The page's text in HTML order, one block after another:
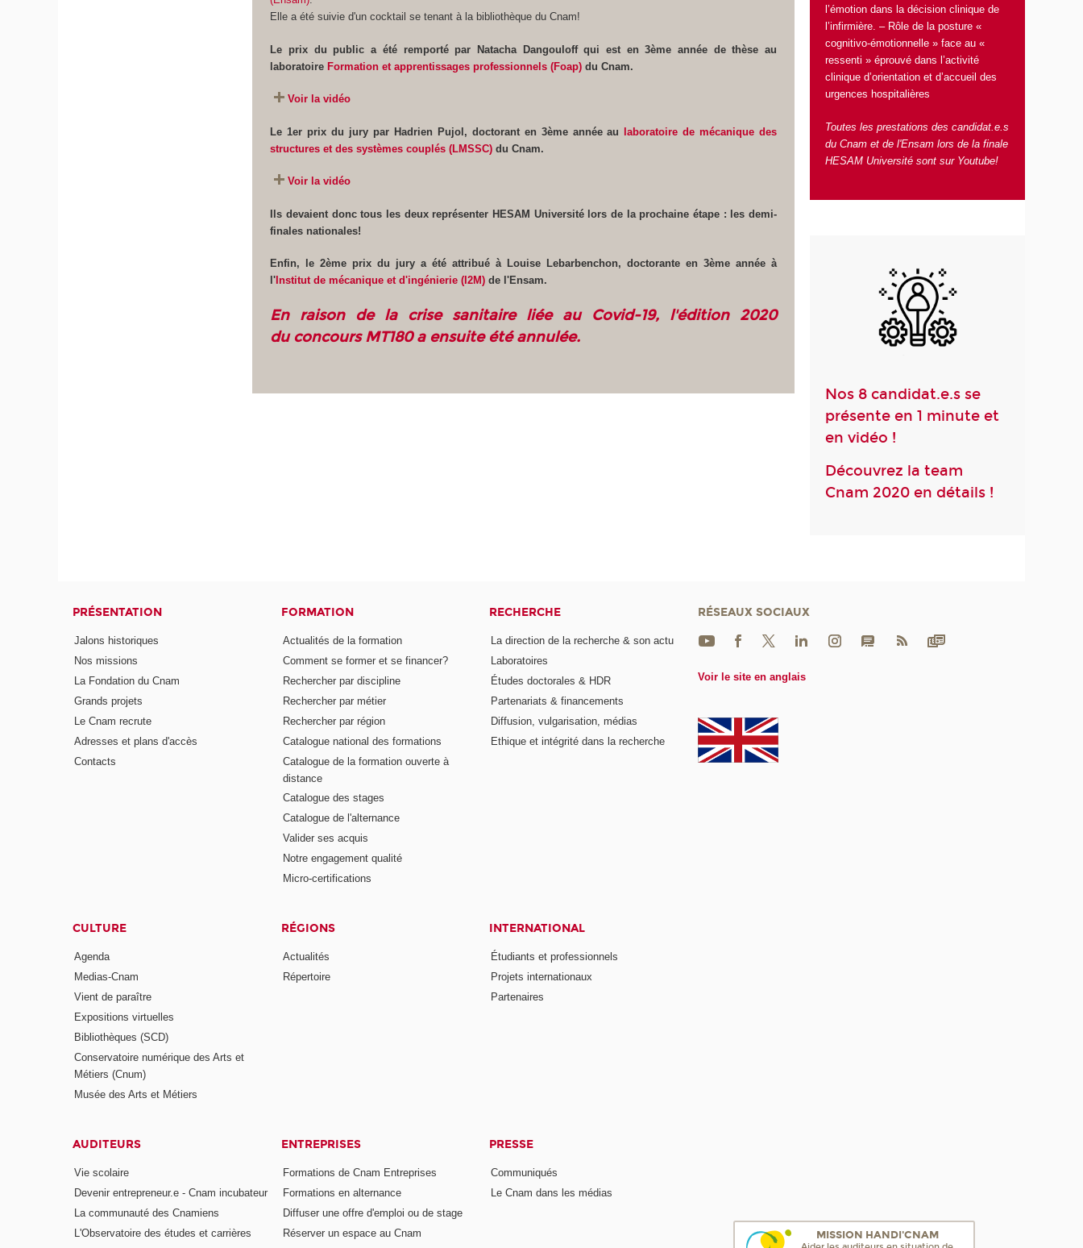
Elle a été suivie d'un cocktail se tenant à la bibliothèque du Cnam!
Le prix du public a été remporté par Natacha Dangouloff qui est en 3ème année de thèse au
laboratoire Formation et apprentissages professionnels (Foap) du Cnam.
Voir la vidéo
Le 1er prix du jury par Hadrien Pujol, doctorant en 3ème année au
laboratoire de mécanique des
structures et des systèmes couplés (LMSSC) du Cnam.
Voir la vidéo
Ils devaient donc tous les deux représenter HESAM Université lors de la prochaine étape : les demi-
finales nationales!
Enfin, le 2ème prix du jury a été attribué à Louise Lebarbenchon, doctorante en 3ème année à
l' Institut de mécanique et d'ingénierie (I2M) de l'Ensam.
En raison de la crise sanitaire liée au Covid-19, l'édition 2020
du concours MT180 a ensuite été annulée.
l’émotion dans la décision clinique de
l’infirmière. – Rôle de la posture «
cognitivo-émotionnelle » face au «
ressenti » éprouvé dans l’activité
clinique d’orientation et d’accueil des
urgences hospitalières
Toutes les prestations des candidat.e.s
du Cnam et de l'Ensam lors de la finale
HESAM Université sont sur Youtube!
Nos 8 candidat.e.s se
présente en 1 minute et
en vidéo !
Découvrez la team
Cnam 2020 en détails !
PRÉSENTATION
Jalons historiques
Nos missions
La Fondation du Cnam
Grands projets
Le Cnam recrute
Adresses et plans d'accès
Contacts
FORMATION
Actualités de la formation
Comment se former et se financer?
Rechercher par discipline
Rechercher par métier
Rechercher par région
Catalogue national des formations
Catalogue de la formation ouverte à
distance
Catalogue des stages
Catalogue de l'alternance
Valider ses acquis
Notre engagement qualité
Micro-certifications
RECHERCHE
La direction de la recherche & son actu
Laboratoires
Études doctorales & HDR
Partenariats & financements
Diffusion, vulgarisation, médias
Ethique et intégrité dans la recherche
CULTURE
Agenda
Medias-Cnam
Vient de paraître
Expositions virtuelles
Bibliothèques (SCD)
Conservatoire numérique des Arts et
Métiers (Cnum)
Musée des Arts et Métiers
RÉGIONS
Actualités
Répertoire
INTERNATIONAL
Étudiants et professionnels
Projets internationaux
Partenaires
AUDITEURS
Vie scolaire
Devenir entrepreneur.e - Cnam incubateur
La communauté des Cnamiens
L'Observatoire des études et carrières
ENTREPRISES
Formations de Cnam Entreprises
Formations en alternance
Diffuser une offre d'emploi ou de stage
Réserver un espace au Cnam
PRESSE
Communiqués
Le Cnam dans les médias
RÉSEAUX SOCIAUX
Voir le site en anglais
MISSION HANDI'CNAM